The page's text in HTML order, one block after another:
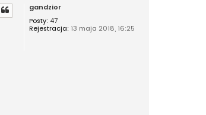
gandzior
Posty: 47
Rejestracja: 13 maja 2018, 16:25